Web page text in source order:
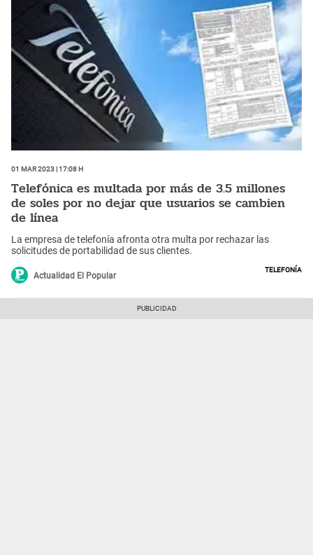
01 Mar 2023 | 17:08 h
Telefónica es multada por más de 3.5 millones
de soles por no dejar que usuarios se cambien
de línea
La empresa de telefonía afronta otra multa por rechazar las
solicitudes de portabilidad de sus clientes.
Actualidad El Popular
Telefonía